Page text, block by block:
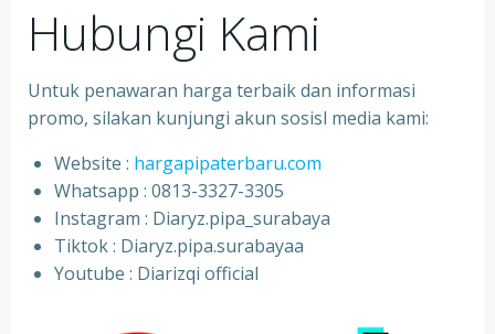
Hubungi Kami
Untuk penawaran harga terbaik dan informasi
promo, silakan kunjungi akun sosisl media kami:
Website : hargapipaterbaru.com
Whatsapp : 0813-3327-3305
⁠Instagram : Diaryz.pipa_surabaya
⁠Tiktok : Diaryz.pipa.surabayaa
⁠Youtube : Diarizqi official